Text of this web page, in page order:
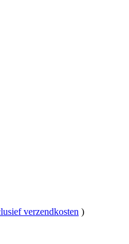
verzendkosten )